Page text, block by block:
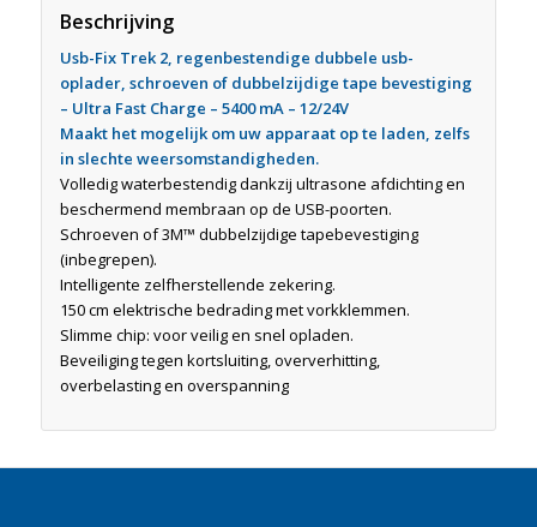
Beschrijving
Usb-Fix Trek 2, regenbestendige dubbele usb-
oplader, schroeven of dubbelzijdige tape bevestiging
– Ultra Fast Charge – 5400 mA – 12/24V
Maakt het mogelijk om uw apparaat op te laden, zelfs
in slechte weersomstandigheden.
Volledig waterbestendig dankzij ultrasone afdichting en
beschermend membraan op de USB-poorten.
Schroeven of 3M™ dubbelzijdige tapebevestiging
(inbegrepen).
Intelligente zelfherstellende zekering.
150 cm elektrische bedrading met vorkklemmen.
Slimme chip: voor veilig en snel opladen.
Beveiliging tegen kortsluiting, oververhitting,
overbelasting en overspanning